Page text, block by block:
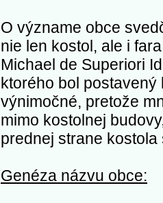
O význame obce
nie len kostol, ale i
Michael de Superiori
ktorého bol postavený
výnimočné, pretože
mimo kostolnej
prednej strane
Genéza názvu obce: